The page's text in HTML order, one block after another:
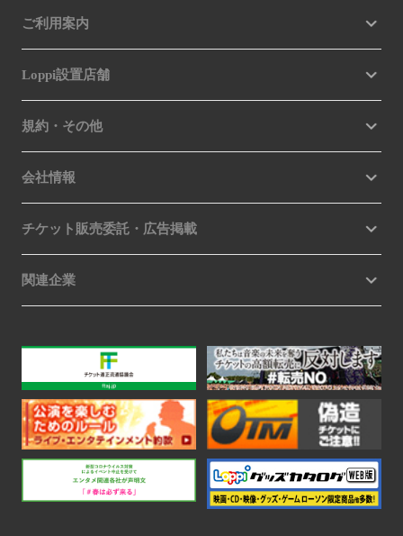
ご利用案内
Loppi設置店舗
規約・その他
会社情報
チケット販売委託・広告掲載
関連企業